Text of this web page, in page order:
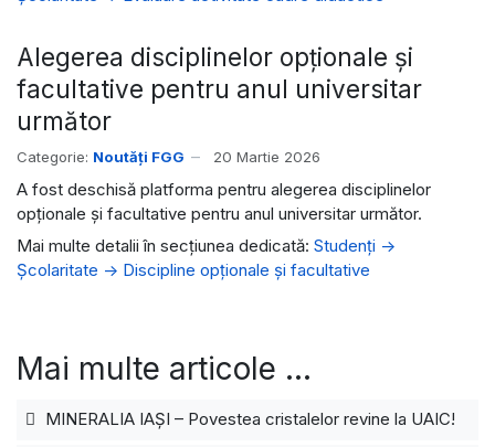
Alegerea disciplinelor opționale şi
facultative pentru anul universitar
următor
Categorie: Noutăți FGG 20 Martie 2026
A fost deschisă platforma pentru alegerea disciplinelor
opționale şi facultative pentru anul universitar următor.
Mai multe detalii în secțiunea dedicată: Studenți ->
Școlaritate -> Discipline opționale şi facultative
Mai multe articole …
MINERALIA IAȘI – Povestea cristalelor revine la UAIC!